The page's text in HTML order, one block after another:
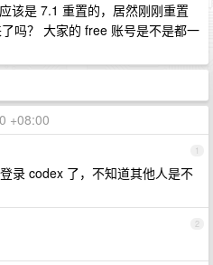
该是 7.1 重置的，居然刚刚重置
吗？ 大家的 free 账号是不是都一
+08:00
1
录 codex 了，不知道其他人是不
2